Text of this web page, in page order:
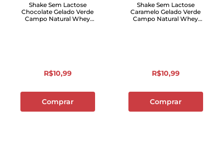
Shake Sem Lactose
Chocolate Gelado Verde
Campo Natural Whey
R$10,99
Comprar
Shake Sem Lactose
Caramelo Gelado Verde
Campo Natural Whey
R$10,99
Comprar